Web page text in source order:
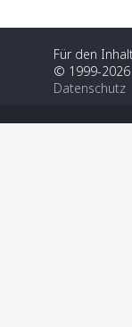
Für den
© 1999-2026
Datenschutz